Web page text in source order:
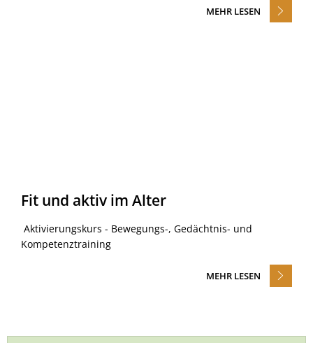
MEHR LESEN
Fit und aktiv im Alter
Aktivierungskurs - Bewegungs-, Gedächtnis- und
Kompetenztraining
MEHR LESEN